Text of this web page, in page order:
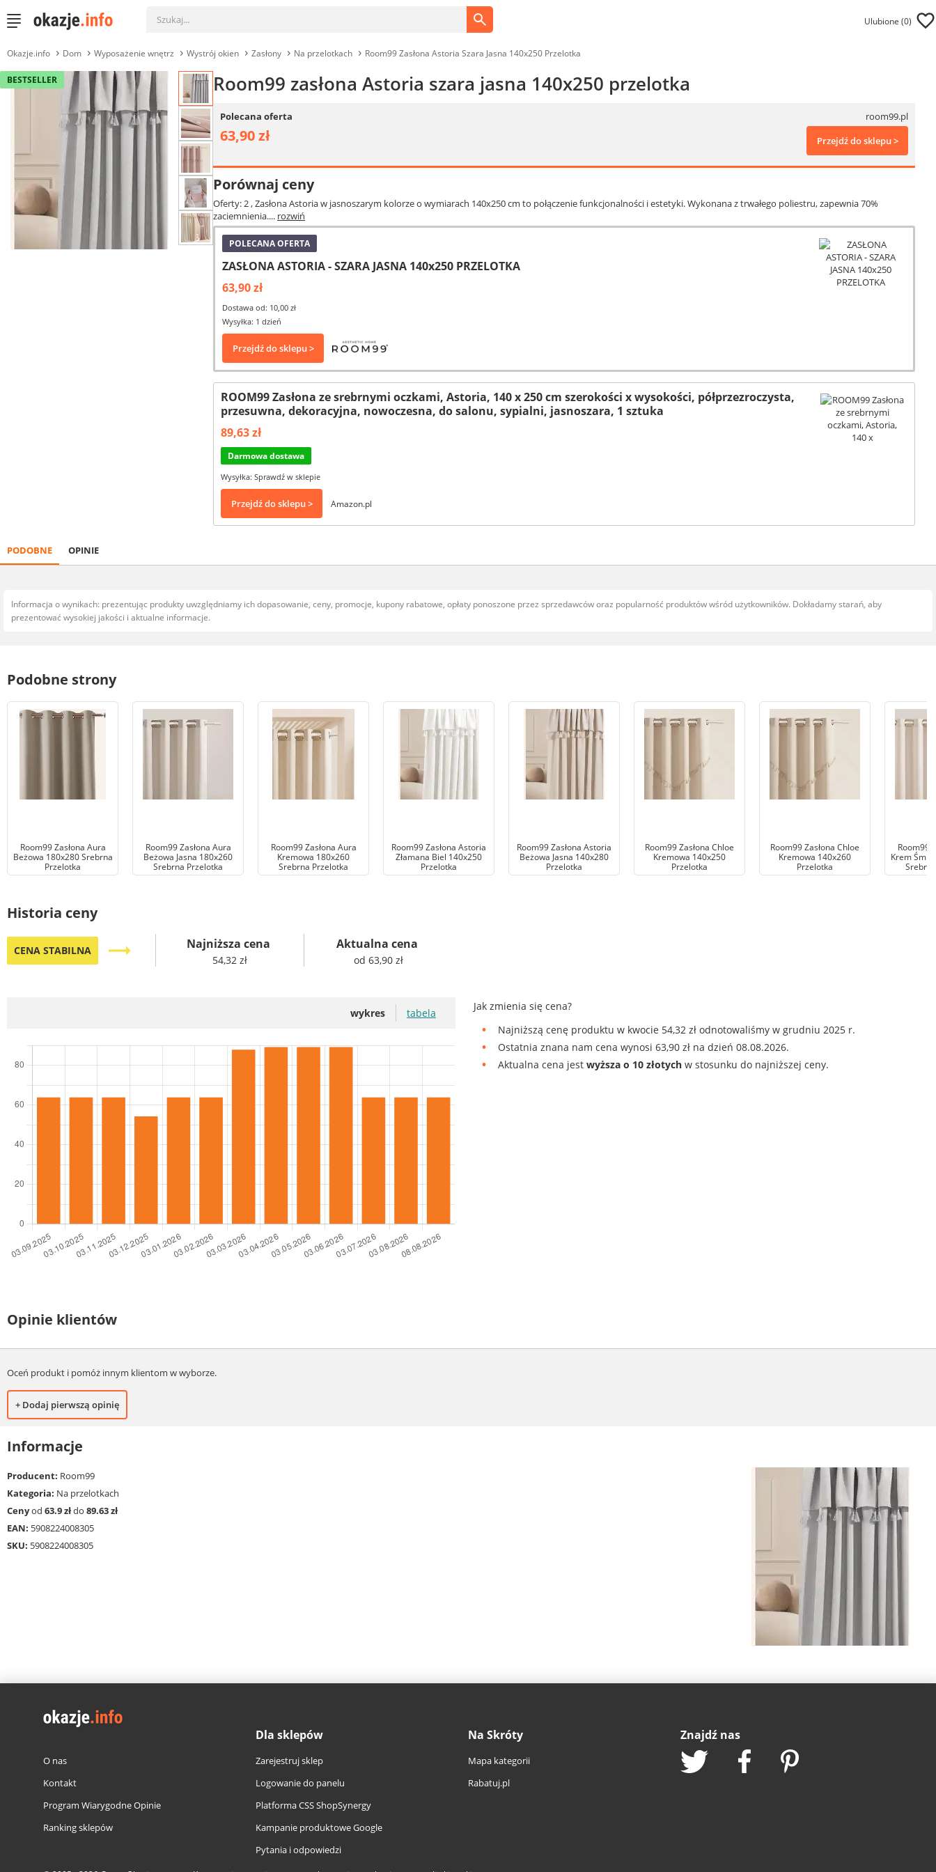
Ulubione (0)
Okazje.info Dom Wyposażenie wnętrz Wystrój okien Zasłony Na przelotkach Room99 Zasłona Astoria Szara Jasna 140x250 Przelotka
BESTSELLER Room99 zasłona Astoria szara jasna 140x250 przelotka
Polecana oferta room99.pl
63,90 zł Przejdź do sklepu >
Porównaj ceny
Oferty: 2, Zasłona Astoria w jasnoszarym kolorze o wymiarach 140x250 cm to połączenie funkcjonalności i estetyki. Wykonana z trwałego poliestru, zapewnia 70%
zaciemnienia.... rozwiń
POLECANA OFERTA
ZASŁONA ASTORIA - SZARA JASNA 140x250 PRZELOTKA
63,90 zł
Dostawa od: 10,00 zł
Wysyłka: 1 dzień
Przejdź do sklepu >
ROOM99 Zasłona ze srebrnymi oczkami, Astoria, 140 x 250 cm szerokości x wysokości, półprzezroczysta,
przesuwna, dekoracyjna, nowoczesna, do salonu, sypialni, jasnoszara, 1 sztuka
89,63 zł
Darmowa dostawa
Wysyłka: Sprawdź w sklepie
Przejdź do sklepu > Amazon.pl
PODOBNE OPINIE
Informacja o wynikach: prezentując produkty uwzględniamy ich dopasowanie, ceny, promocje, kupony rabatowe, opłaty ponoszone przez sprzedawców oraz popularność produktów wśród użytkowników. Dokładamy starań, aby
prezentować wysokiej jakości i aktualne informacje.
Podobne strony
Room99 Zasłona Aura
Beżowa 180x280 Srebrna
Przelotka
Room99 Zasłona Aura
Beżowa Jasna 180x260
Srebrna Przelotka
Room99 Zasłona Aura
Kremowa 180x260
Srebrna Przelotka
Room99 Zasłona Astoria
Złamana Biel 140x250
Przelotka
Room99 Zasłona Astoria
Beżowa Jasna 140x280
Przelotka
Room99 Zasłona Chloe
Kremowa 140x250
Przelotka
Room99 Zasłona Chloe
Kremowa 140x260
Przelotka
Room99
Krem
Historia ceny
CENA STABILNA trending_flat Najniższa cena
54,32 zł
Aktualna cena
od 63,90 zł
wykres tabela
Jak zmienia się cena?
Najniższą cenę produktu w kwocie 54,32 zł odnotowaliśmy w grudniu 2025 r.
Ostatnia znana nam cena wynosi 63,90 zł na dzień 08.08.2026.
Aktualna cena jestwyższa o 10 złotych w stosunku do najniższej ceny.
Opinie klientów
Oceń produkt i pomóż innym klientom w wyborze.
+ Dodaj pierwszą opinię
Informacje
Producent: Room99
Kategoria: Na przelotkach
Cenyod 63.9 złdo 89.63 zł
EAN: 5908224008305
SKU: 5908224008305
O nas
Kontakt
Program Wiarygodne Opinie
Ranking sklepów
Dla sklepów
Zarejestruj sklep
Logowanie do panelu
Platforma CSS ShopSynergy
Kampanie produktowe Google
Pytania i odpowiedzi
Na Skróty
Mapa kategorii
Rabatuj.pl
Znajdź nas